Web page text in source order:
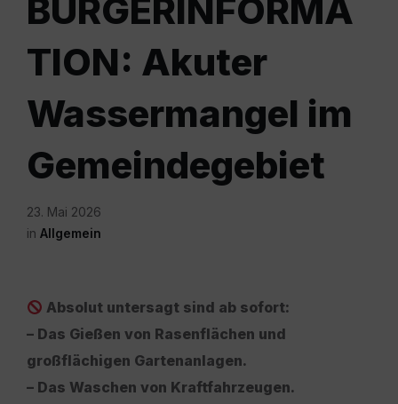
BÜRGERINFORMA
TION: Akuter
Wassermangel im
Gemeindegebiet
23. Mai 2026
in Allgemein
Absolut untersagt sind ab sofort:
– Das Gießen von Rasenflächen und
großflächigen Gartenanlagen.
– Das Waschen von Kraftfahrzeugen.